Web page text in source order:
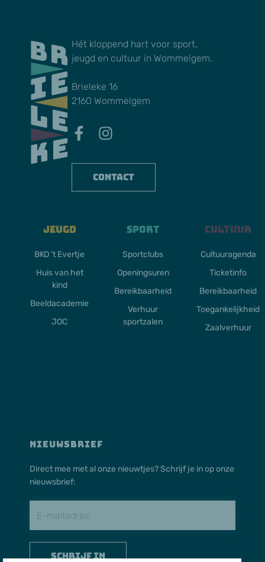
NIEUWSBRIEF
Direct mee met al onze nieuwtjes? Schrijf je in op onze
nieuwsbrief:
Schrijf in
Hét kloppend hart voor sport,
jeugd en cultuur in Wommelgem.
Brieleke 16
2160 Wommelgem
Contact
Jeugd
BKO ’t Evertje
Huis van het
kind
Beeldacademie
JOC
Sport
Sportclubs
Openingsuren
Bereikbaarheid
Verhuur
sportzalen
Cultuur
Cultuuragenda
Ticketinfo
Bereikbaarheid
Toegankelijkheid
Zaalverhuur